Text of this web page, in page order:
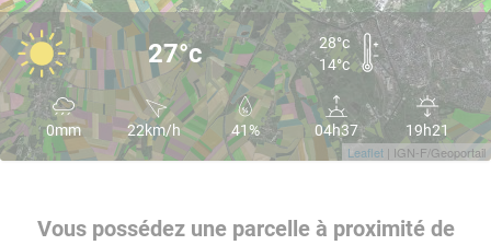
Leaflet | IGN-F/Geoportail
27°c
28°c
14°c
0mm 22km/h 41% 04h37 19h21
Vous possédez une parcelle à proximité de